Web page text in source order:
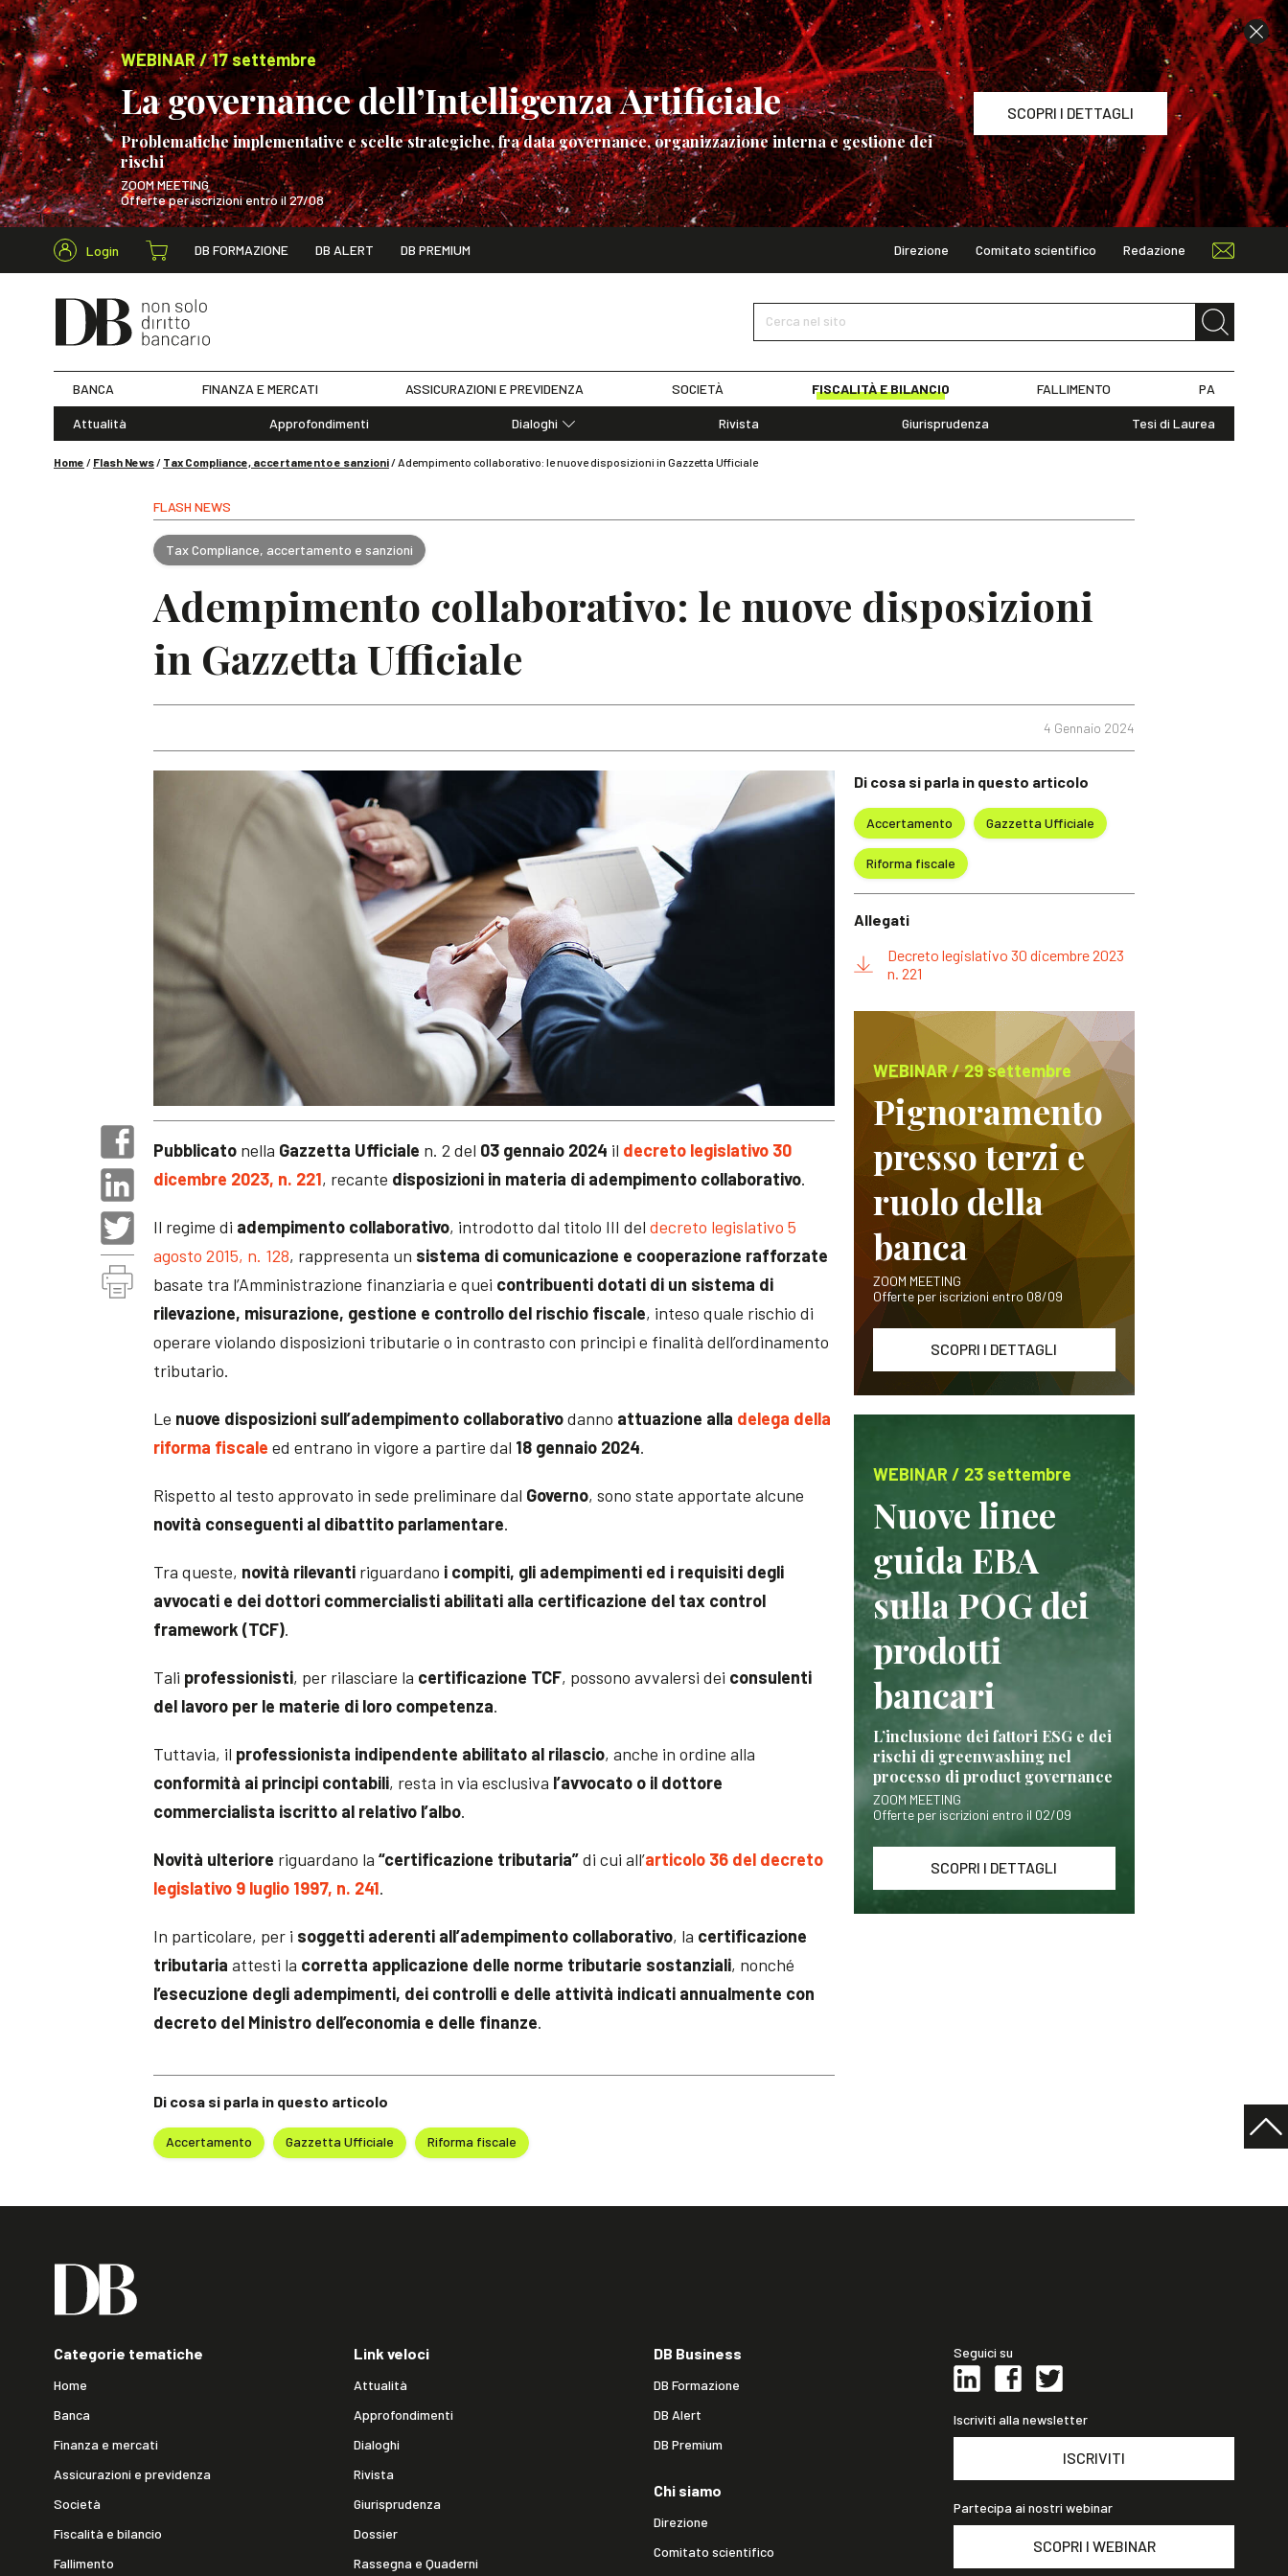
WEBINAR / 17 settembre
La governance dell’Intelligenza Artificiale
Problematiche implementative e scelte strategiche, fra data governance, organizzazione interna e gestione dei
rischi
ZOOM MEETING
Offerte per iscrizioni entro il 27/08
SCOPRI I DETTAGLI
WEBINAR / 17 settembre
Login DB FORMAZIONE DB ALERT DB PREMIUM Direzione Comitato scientifico Redazione
Cerca nel sito
Cerca nel sito
BANCA FINANZA E MERCATI ASSICURAZIONI E PREVIDENZA SOCIETÀ FISCALITÀ E BILANCIO FALLIMENTO PA
Attualità Approfondimenti
Dialoghi
Rivista Giurisprudenza Tesi di Laurea
Home / Flash News/ Tax Compliance, accertamento e sanzioni/Adempimento collaborativo: le nuove disposizioni in Gazzetta Ufficiale
FLASH NEWS
Tax Compliance, accertamento e sanzioni
Adempimento collaborativo: le nuove disposizioni
in Gazzetta Ufficiale
4 Gennaio 2024
Di cosa si parla in questo articolo
Accertamento Gazzetta Ufficiale Riforma fiscale
Pubblicato nella Gazzetta Ufficiale n. 2 del 03 gennaio 2024 il decreto legislativo 30
dicembre 2023, n. 221, recante disposizioni in materia di adempimento collaborativo.
Il regime di adempimento collaborativo, introdotto dal titolo III deldecreto legislativo 5
agosto 2015, n. 128, rappresenta un sistema di comunicazione e cooperazione rafforzate
basate tra l’Amministrazione finanziaria e quei contribuenti dotati di un sistema di
rilevazione, misurazione, gestione e controllo del rischio fiscale, inteso quale rischio di
operare violando disposizioni tributarie o in contrasto con principi e finalità dell’ordinamento
tributario.
Le nuove disposizioni sull’adempimento collaborativodanno attuazione alla delega della
riforma fiscale ed entrano in vigore a partire dal 18 gennaio 2024.
Rispetto al testo approvato in sede preliminare dal Governo, sono state apportate alcune
novità conseguenti al dibattito parlamentare.
Tra queste, novità rilevanti riguardano i compiti, gli adempimenti ed i requisiti degli
avvocati e dei dottori commercialisti abilitati alla certificazione del tax control
framework (TCF).
Tali professionisti, per rilasciare la certificazione TCF, possono avvalersi dei consulenti
del lavoro per le materie di loro competenza.
Tuttavia, il professionista indipendente abilitato al rilascio, anche in ordine alla
conformità ai principi contabili, resta in via esclusiva l’avvocato o il dottore
commercialista iscritto al relativo l’albo.
Novità ulteriore riguardano la“certificazione tributaria”di cui all’articolo 36 del decreto
legislativo 9 luglio 1997, n. 241.
In particolare, per i soggetti aderenti all’adempimento collaborativo, la certificazione
tributaria attesti la corretta applicazione delle norme tributarie sostanziali, nonché
l’esecuzione degli adempimenti, dei controlli e delle attività indicati annualmente con
decreto del Ministro dell’economia e delle finanze.
Di cosa si parla in questo articolo
Accertamento Gazzetta Ufficiale
Riforma fiscale
Allegati
Decreto legislativo 30 dicembre 2023
n. 221
WEBINAR / 29 settembre
Pignoramento
presso terzi e
ruolo della
banca
ZOOM MEETING
Offerte per iscrizioni entro 08/09
SCOPRI I DETTAGLI
WEBINAR / 23 settembre
Nuove linee
guida EBA
sulla POG dei
prodotti
bancari
L’inclusione dei fattori ESG e dei
rischi di greenwashing nel
processo di product governance
ZOOM MEETING
Offerte per iscrizioni entro il 02/09
SCOPRI I DETTAGLI
Categorie tematiche
Home
Banca
Finanza e mercati
Assicurazioni e previdenza
Società
Fiscalità e bilancio
Fallimento
Link veloci
Attualità
Approfondimenti
Dialoghi
Rivista
Giurisprudenza
Dossier
Rassegna e Quaderni
DB Business
DB Formazione
DB Alert
DB Premium
Chi siamo
Direzione
Comitato scientifico
Seguici su
Iscriviti alla newsletter
ISCRIVITI
Partecipa ai nostri webinar
SCOPRI I WEBINAR